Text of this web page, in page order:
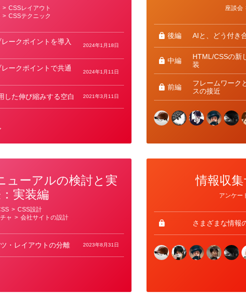
> CSSレイアウト
> CSSテクニック
ークポイントを導入
2024年1月18日
ークポイントで共通
2024年1月11日
した伸び縮みする空白 2021年3月11日
リ
座談会
後編 AIと、どう付き
中編
HTML/CSSの新
装
前編
フレームワーク
スの接近
ューアルの検討と実
実装編
> CSS設計
ャ > 会社サイトの設計
・レイアウトの分離 2023年8月31日
情報収
リ
アンケー
さまざまな情報